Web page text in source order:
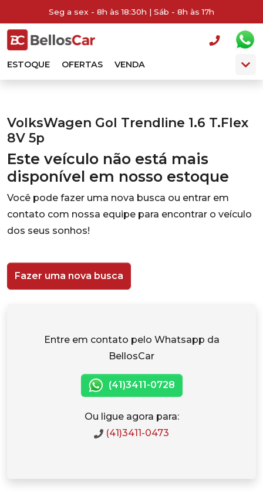
Seg a sex - 8h às 18:30h | Sáb - 8h às 17h
ESTOQUE OFERTAS VENDA
VolksWagen Gol Trendline 1.6 T.Flex
8V 5p
Este veículo não está mais
disponível em nosso estoque
Você pode fazer uma nova busca ou entrar em
contato com nossa equipe para encontrar o veículo
dos seus sonhos!
Fazer uma nova busca
Entre em contato pelo Whatsapp da
BellosCar
(41)3411-0728
Ou ligue agora para:
(41)3411-0473